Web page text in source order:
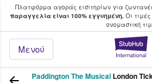
Πλατφόρμα αγοράς εισιτηρίων για
παραγγελία είναι 100% εγγυημένη.Οι
oνομαστική
Μενού
φαν αγοράζουν
Paddington The Musical London